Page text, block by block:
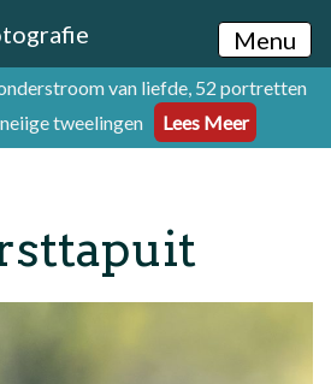
Menu
van liefde, 52 portretten
tweelingen
Lees Meer